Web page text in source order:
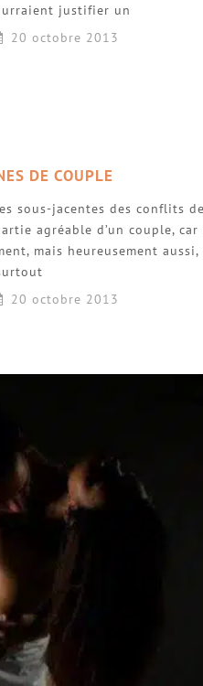
justifier un
20 octobre 2013
DE COUPLE
sous-jacentes des
agréable d’un couple,
mais heureusement
20 octobre 2013